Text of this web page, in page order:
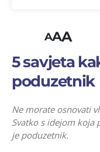
AAA
5 savjeta
poduzetnik
Ne morate osnovati
Svatko s idejom koja
je poduzetnik.